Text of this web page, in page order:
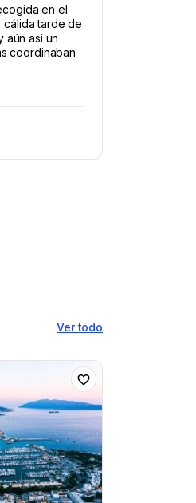
en el
cálida tarde de
aún así un
coordinaban
antiguo.
los
Mercedes,
antiguo teatro
una media
Ver todo